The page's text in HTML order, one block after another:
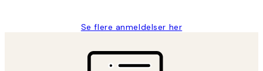
Se flere anmeldelser her